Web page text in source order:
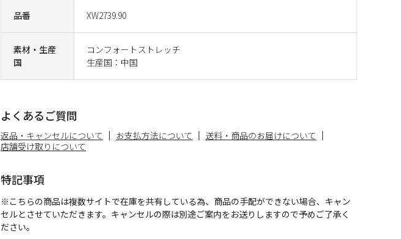
品番 XW2739.90
素材・生産
国
コンフォートストレッチ
生産国：中国
よくあるご質問
返品・キャンセルについて お支払方法について
送料・商品のお届けについて
店舗受け取りについて
特記事項
※こちらの商品は複数サイトで在庫を共有している為、商品の手配ができない場合、キャン
セルとさせていただきます。キャンセルの際は別途ご案内をお送りしますので予めご了承く
ださい。